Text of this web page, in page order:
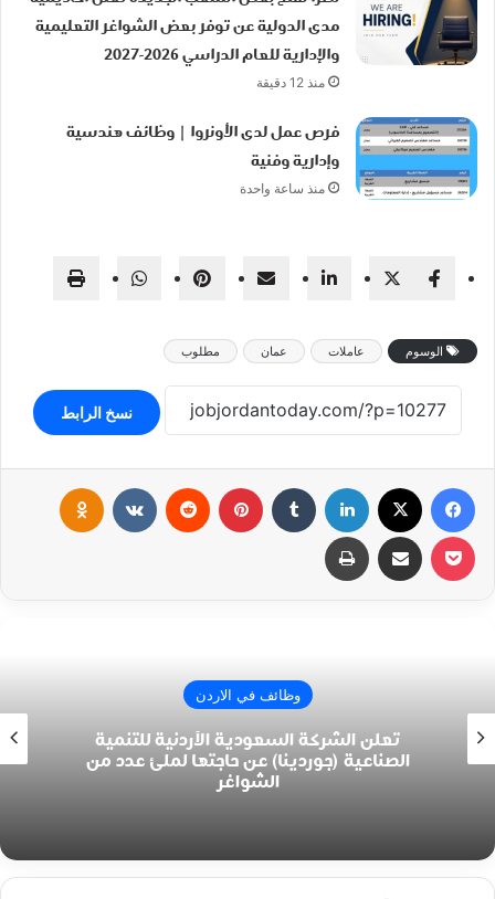
مدى الدولية عن توفر بعض الشواغر التعليمية
والإدارية للعام الدراسي 2026-2027
منذ 12 دقيقة
فرص عمل لدى الأونروا | وظائف هندسية
وإدارية وفنية
منذ ساعة واحدة
الوسوم عاملات عمان مطلوب
نسخ الرابط
فيسبوك لينكدإن بينتيريست
‫Pocket مشاركة عبر البريد طباعة
وظائف في الاردن
تعلن الشركة السعودية الأردنية للتنمية
الصناعية (جوردينا) عن حاجتها لملئ عدد من
الشواغر